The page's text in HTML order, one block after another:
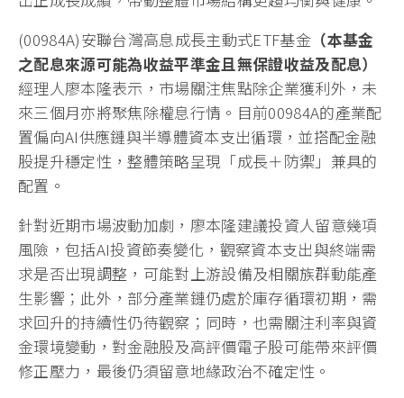
(00984A)安聯台灣高息成長主動式ETF基金 （本基金
之配息來源可能為收益平準金且無保證收益及配息）
經理人廖本隆表示，市場關注焦點除企業獲利外，未
來三個月亦將聚焦除權息行情。目前00984A的產業配
置偏向AI供應鏈與半導體資本支出循環，並搭配金融
股提升穩定性，整體策略呈現「成長＋防禦」兼具的
配置。
針對近期市場波動加劇，廖本隆建議投資人留意幾項
風險，包括AI投資節奏變化，觀察資本支出與終端需
求是否出現調整，可能對上游設備及相關族群動能產
生影響；此外，部分產業鏈仍處於庫存循環初期，需
求回升的持續性仍待觀察；同時，也需關注利率與資
金環境變動，對金融股及高評價電子股可能帶來評價
修正壓力，最後仍須留意地緣政治不確定性。